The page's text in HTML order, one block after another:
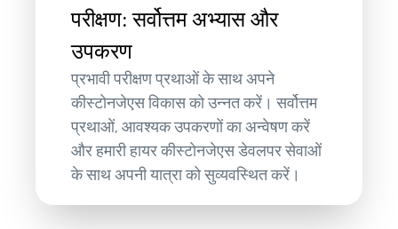
परीक्षण: सर्वोत्तम अभ्यास और
उपकरण
प्रभावी परीक्षण प्रथाओं के साथ अपने
कीस्टोनजेएस विकास को उन्नत करें। सर्वोत्तम
प्रथाओं, आवश्यक उपकरणों का अन्वेषण करें
और हमारी हायर कीस्टोनजेएस डेवलपर सेवाओं
के साथ अपनी यात्रा को सुव्यवस्थित करें।